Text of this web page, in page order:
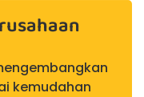
kemudahan